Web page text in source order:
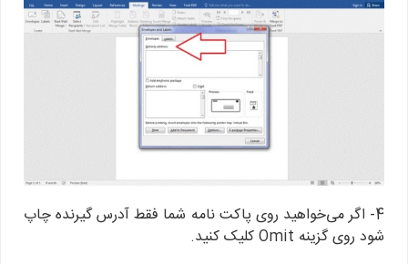
4- اگر می‌خواهید روی پاکت نامه شما فقط آدرس گیرنده چاپ
شود روی گزینه Omit کلیک کنید.